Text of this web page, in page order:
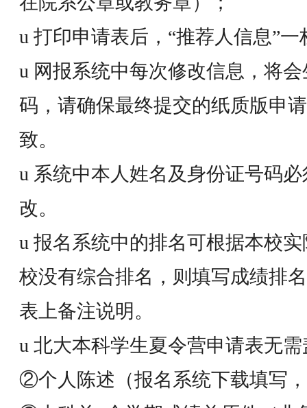
u 打印申请表后，“推荐人信息”
u 网报系统中每次修改信息，将
码，请确保最终提交的纸质版申
致。
u 系统中本人姓名及身份证号码
改。
u 报名系统中的排名可根据本校
校没有综合排名，则填写成绩排
表上备注说明。
u 北大本科学生夏令营申请表无
②个人陈述（报名系统下载填写